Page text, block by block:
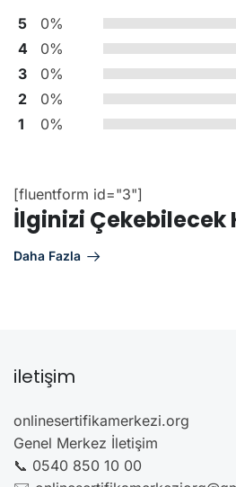
5
0%
4
0%
3
0%
2
0%
1
0%
[fluentform id="3"]
İlginizi Çekebilecek
Daha Fazla
iletişim
onlinesertifikamerkezi.org
Genel Merkez İletişim
📞 0540 850 10 00